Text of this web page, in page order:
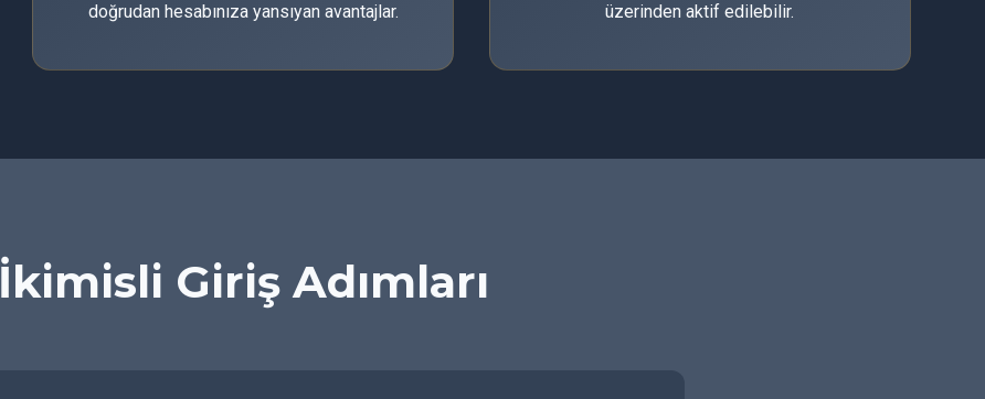
doğrudan hesabınıza yansıyan avantajlar.
üzerinden aktif edilebilir.
İkimisli Giriş Adımları